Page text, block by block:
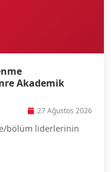
Akademik
27 Ağustos 2026
bölüm liderlerinin